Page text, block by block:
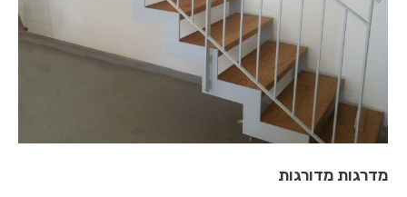
מדרגות מדורגות